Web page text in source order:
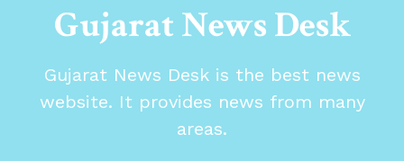
Gujarat News Desk
Gujarat News Desk is the best news
website. It provides news from many
areas.